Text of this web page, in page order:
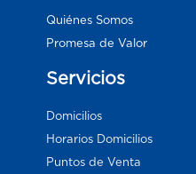
Quiénes Somos
Promesa de Valor
Servicios
Domicilios
Horarios Domicilios
Puntos de Venta